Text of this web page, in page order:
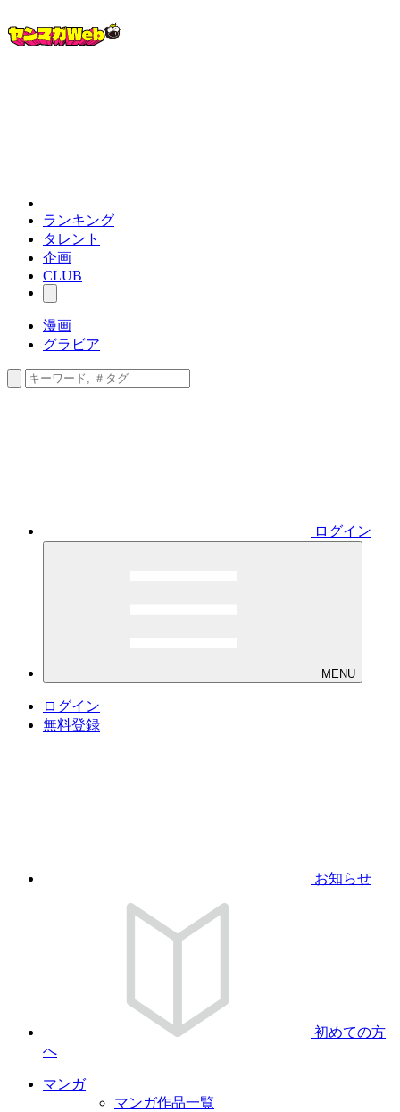
ランキング
タレント
企画
CLUB
漫画
グラビア
ログイン
MENU
ログイン
無料登録
お知らせ
初めての方
へ
マンガ
マンガ作品一覧